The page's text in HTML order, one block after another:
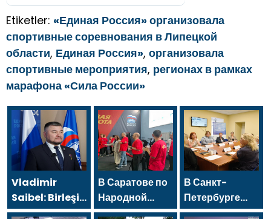
Etiketler: «Единая Россия» организовала
спортивные соревнования в Липецкой
области, Единая Россия», организовала
спортивные мероприятия, регионах в рамках
марафона «Сила России»
Vladimir
Saibel: Birleşik
Rusya,
В Саратове по
Народной
программе
В Санкт-
Петербурге
«Женское